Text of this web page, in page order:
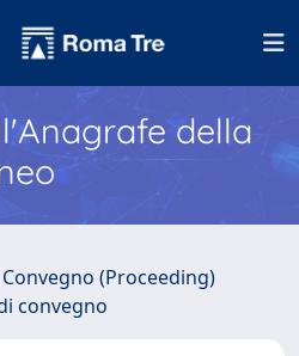
della
(Proceeding)
convegno